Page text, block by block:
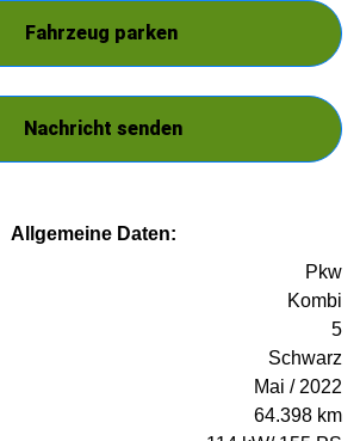
Fahrzeug parken
Nachricht senden
Allgemeine Daten:
Pkw
Kombi
5
Schwarz
Mai / 2022
64.398 km